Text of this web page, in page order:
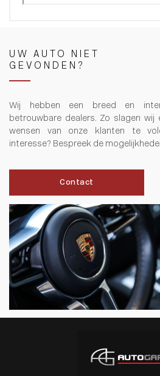
UW AUTO NIET
GEVONDEN?
Wij hebben een breed en
betrouwbare dealers. Zo slagen wij
wensen van onze klanten te
interesse? Bespreek de
Contact